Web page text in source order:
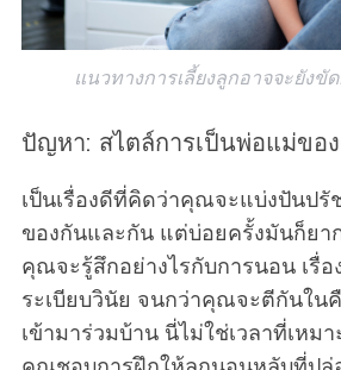
แนวทางการเลี้ยงลูกอาจจะยังขั
ปัญหา: สไตล์การเป็นพ่อแม่ข
เป็นเรื่องดีที่คิดว่าคุณจะแบ่งปันปรั
ของกันและกัน แต่บ่อยครั้งมันก็ยา
คุณจะรู้สึกอย่างไรกับการนอน เรื่อ
ระเบียบวินัย จนกว่าคุณจะตีกันใน
เข้ามาร่วมบ้าน นี่ไม่ใช่เวลาที่เหม